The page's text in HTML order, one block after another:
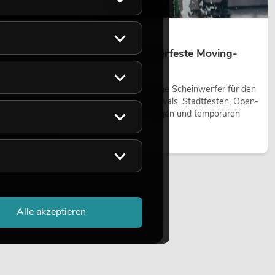
Outdoor Moving-Heads: Wetterfeste Moving-
Outdoor Moving-Heads sind bewegliche Scheinwerfer für den
Einsatz im Freien. Sie werden bei Festivals, Stadtfesten, Open-
Air-Konzerten, Architekturinszenierungen und temporären
Jetzt lesen
Alle akzeptieren